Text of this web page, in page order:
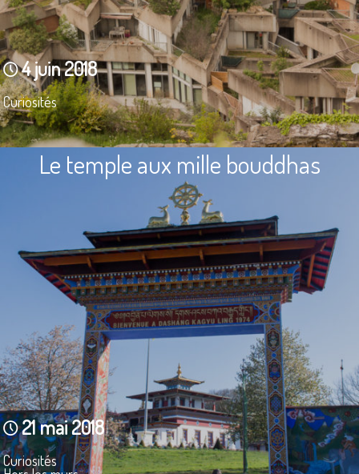
4 juin 2018
Curiosités
Le temple aux mille bouddhas
21 mai 2018
Curiosités